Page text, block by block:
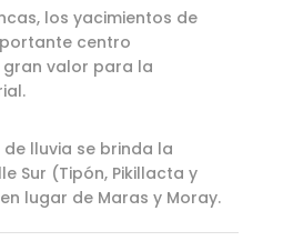
los yacimientos de
centro
valor para la
de lluvia se brinda la
Sur (Tipón, Pikillacta y
lugar de Maras y Moray.